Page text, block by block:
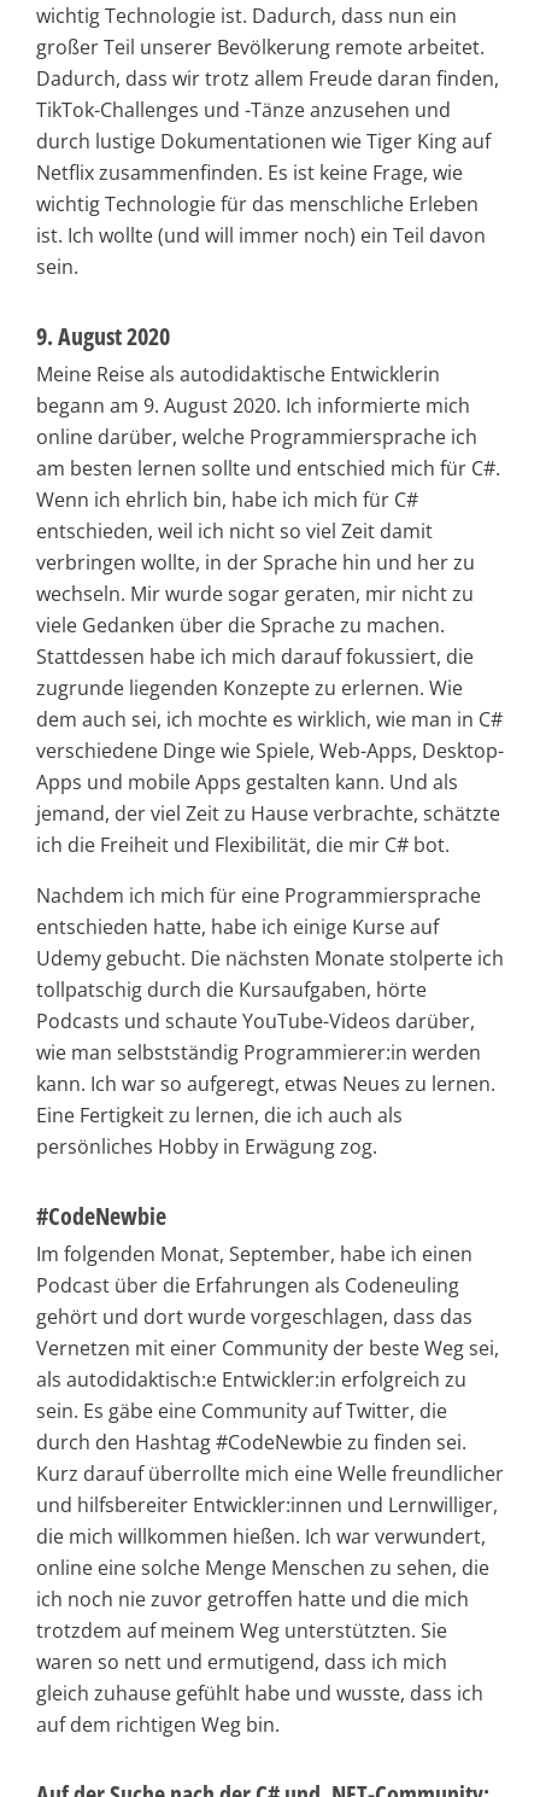
wichtig Technologie ist. Dadurch, dass nun ein
großer Teil unserer Bevölkerung remote arbeitet.
Dadurch, dass wir trotz allem Freude daran finden,
TikTok-Challenges und -Tänze anzusehen und
durch lustige Dokumentationen wie Tiger King auf
Netflix zusammenfinden. Es ist keine Frage, wie
wichtig Technologie für das menschliche Erleben
ist. Ich wollte (und will immer noch) ein Teil davon
sein.
9. August 2020
Meine Reise als autodidaktische Entwicklerin
begann am 9. August 2020. Ich informierte mich
online darüber, welche Programmiersprache ich
am besten lernen sollte und entschied mich für C#.
Wenn ich ehrlich bin, habe ich mich für C#
entschieden, weil ich nicht so viel Zeit damit
verbringen wollte, in der Sprache hin und her zu
wechseln. Mir wurde sogar geraten, mir nicht zu
viele Gedanken über die Sprache zu machen.
Stattdessen habe ich mich darauf fokussiert, die
zugrunde liegenden Konzepte zu erlernen. Wie
dem auch sei, ich mochte es wirklich, wie man in C#
verschiedene Dinge wie Spiele, Web-Apps, Desktop-
Apps und mobile Apps gestalten kann. Und als
jemand, der viel Zeit zu Hause verbrachte, schätzte
ich die Freiheit und Flexibilität, die mir C# bot.
Nachdem ich mich für eine Programmiersprache
entschieden hatte, habe ich einige Kurse auf
Udemy gebucht. Die nächsten Monate stolperte ich
tollpatschig durch die Kursaufgaben, hörte
Podcasts und schaute YouTube-Videos darüber,
wie man selbstständig Programmierer:in werden
kann. Ich war so aufgeregt, etwas Neues zu lernen.
Eine Fertigkeit zu lernen, die ich auch als
persönliches Hobby in Erwägung zog.
#CodeNewbie
Im folgenden Monat, September, habe ich einen
Podcast über die Erfahrungen als Codeneuling
gehört und dort wurde vorgeschlagen, dass das
Vernetzen mit einer Community der beste Weg sei,
als autodidaktisch:e Entwickler:in erfolgreich zu
sein. Es gäbe eine Community auf Twitter, die
durch den Hashtag #CodeNewbie zu finden sei.
Kurz darauf überrollte mich eine Welle freundlicher
und hilfsbereiter Entwickler:innen und Lernwilliger,
die mich willkommen hießen. Ich war verwundert,
online eine solche Menge Menschen zu sehen, die
ich noch nie zuvor getroffen hatte und die mich
trotzdem auf meinem Weg unterstützten. Sie
waren so nett und ermutigend, dass ich mich
gleich zuhause gefühlt habe und wusste, dass ich
auf dem richtigen Weg bin.